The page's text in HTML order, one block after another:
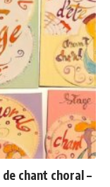
chant choral –